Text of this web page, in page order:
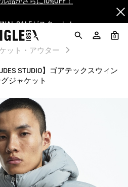
録で送料＆返品無料
サービス終了のお知らせ
品がさらに10%OFF！
SALEがスタート！
で送料＆返品無料
サービス終了のお知らせ
0
ット・アウター
STUDIO】ゴアテックスウィン
ジャケット